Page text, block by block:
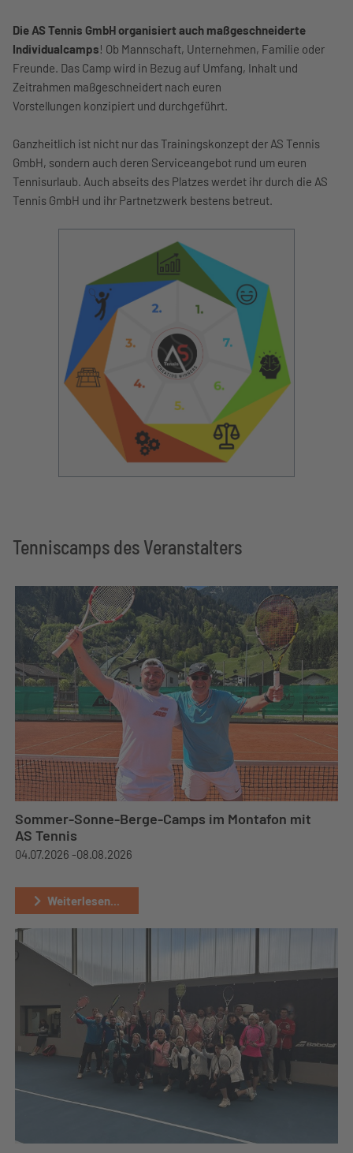
Die AS Tennis GmbH organisiert auch maßgeschneiderte
Individualcamps! Ob Mannschaft, Unternehmen, Familie oder
Freunde. Das Camp wird in Bezug auf Umfang, Inhalt und
Zeitrahmen maßgeschneidert nach euren
Vorstellungen konzipiert und durchgeführt.
Ganzheitlich ist nicht nur das Trainingskonzept der AS Tennis
GmbH, sondern auch deren Serviceangebot rund um euren
Tennisurlaub. Auch abseits des Platzes werdet ihr durch die AS
Tennis GmbH und ihr Partnetzwerk bestens betreut.
Tenniscamps des Veranstalters
Sommer-Sonne-Berge-Camps im Montafon mit
AS Tennis
04.07.2026 -08.08.2026
Weiterlesen...